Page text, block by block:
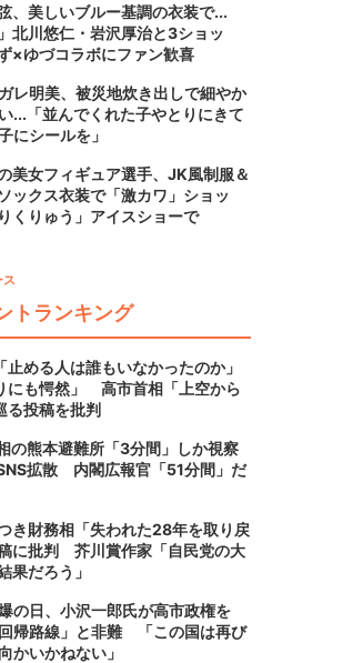
、美しいブルー基調の衣装で...
」北川悠仁・岩沢厚治と3ショッ
×ゆづコラボにファン歓喜
レ明美、被災地炊き出しで細やか
...「並んでくれた子やとりにきて
にシールを」
美女フィギュア選手、JK風制服＆
ックス衣装で「激カワ」ショッ
くりゅう」アイスショーで
トランキング
止める人は誰もいなかったのか」
にも愕然」 高市首相「上空から
る投稿を批判
の熊本避難所「3分間」しか視察
拡散 内閣広報官「51分間」だ
き財務相「失われた28年を取り戻
に批判 芥川賞作家「自民党の大
果だろう」
の日、小沢一郎氏が高市政権を
回帰路線」と非難 「この国は再び
かいかねない」